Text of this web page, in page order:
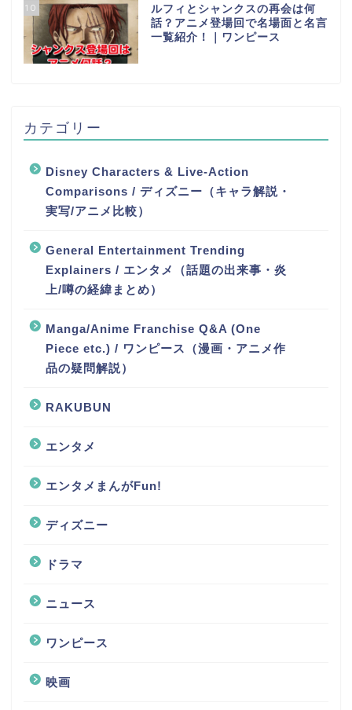
10
ルフィとシャンクスの再会は何
話？アニメ登場回で名場面と名言
一覧紹介！｜ワンピース
カテゴリー
Disney Characters & Live-Action
Comparisons / ディズニー（キャラ解説・
実写/アニメ比較）
General Entertainment Trending
Explainers / エンタメ（話題の出来事・炎
上/噂の経緯まとめ）
Manga/Anime Franchise Q&A (One
Piece etc.) / ワンピース（漫画・アニメ作
品の疑問解説）
RAKUBUN
エンタメ
エンタメまんがFun!
ディズニー
ドラマ
ニュース
ワンピース
映画